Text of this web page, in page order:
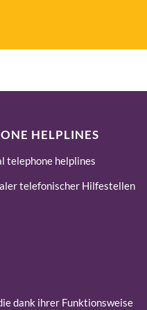
HELPLINES
telephone helplines
telefonischer Hilfestellen
dank ihrer Funktionsweise